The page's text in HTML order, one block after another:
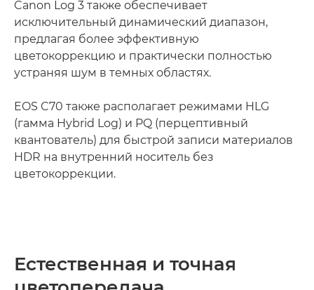
Canon Log 3 также обеспечивает
исключительный динамический диапазон,
предлагая более эффективную
цветокоррекцию и практически полностью
устраняя шум в темных областях.
EOS C70 также располагает режимами HLG
(гамма Hybrid Log) и PQ (перцептивный
квантователь) для быстрой записи материалов
HDR на внутренний носитель без
цветокоррекции.
Естественная и точная